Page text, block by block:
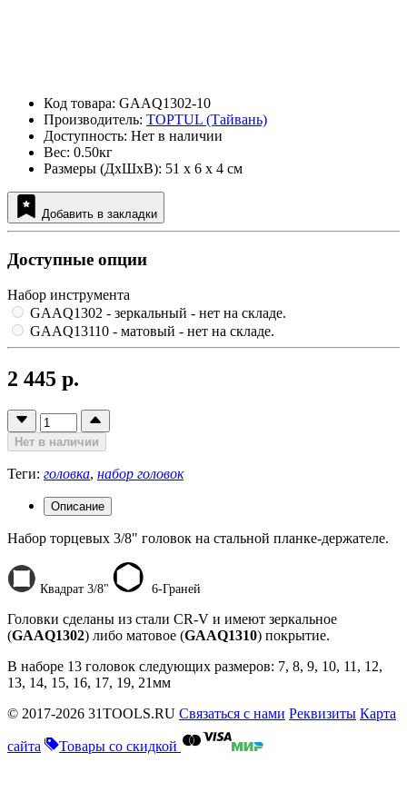
Код товара: GAAQ1302-10
Производитель: TOPTUL (Тайвань)
Доступность: Нет в наличии
Вес: 0.50кг
Размеры (ДxШxВ): 51 x 6 x 4 см
Добавить в закладки
Доступные опции
Набор инструмента
GAAQ1302 - зеркальный - нет на складе.
GAAQ13110 - матовый - нет на складе.
2 445 р.
Нет в наличии
Теги: головка, набор головок
Описание
Набор торцевых 3/8" головок на стальной планке-держателе.
Квадрат 3/8" 6-Граней
Головки сделаны из стали CR-V и имеют зеркальное
(GAAQ1302) либо матовое (GAAQ1310) покрытие.
В наборе 13 головок следующих размеров: 7, 8, 9, 10, 11, 12,
13, 14, 15, 16, 17, 19, 21мм
© 2017-2026 31TOOLS.RU Связаться с нами Реквизиты Карта
сайта Товары со скидкой